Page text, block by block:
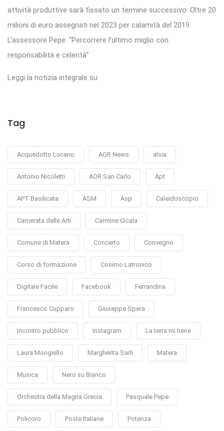
attività produttive sarà fissato un termine successivo. Oltre 20
milioni di euro assegnati nel 2023 per calamità del 2019.
L’assessore Pepe: “Percorrere l’ultimo miglio con
responsabilità e celerità”
Leggi la notizia integrale su
Tag
Acquedotto Lucano AGR News alsia
Antonio Nicoletti AOR San Carlo Apt
APT Basilicata ASM Asp Caleidoscopio
Camerata delle Arti Carmine Cicala
Comune di Matera Concerto Convegno
Corso di formazione Cosimo Latronico
Digitale Facile Facebook Ferrandina
Francesco Cupparo Giuseppe Spera
Incontro pubblico Instagram La terra mi tiene
Laura Mongiello Margherita Sarli Matera
Musica Nero su Bianco
Orchestra della Magna Grecia Pasquale Pepe
Policoro Poste Italiane Potenza